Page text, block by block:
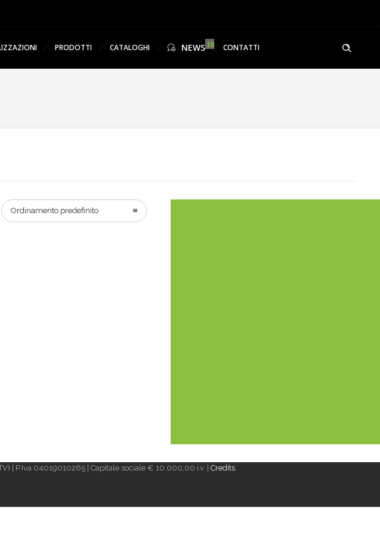
PRODOTTI CATALOGHI NEWS CONTATTI
Ordinamento predefinito
| P.Iva 04019010265 | Capitale sociale € 10.000,00 i.v. | Credits